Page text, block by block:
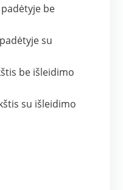
be
su
be išleidimo
su išleidimo